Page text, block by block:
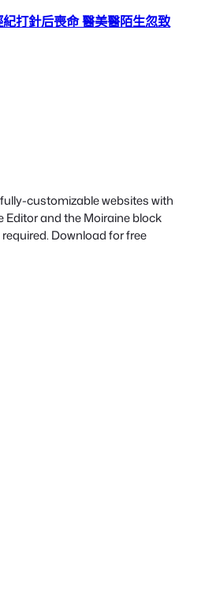
打針后喪命 醫美醫陌生忽致
customizable websites with
Editor and the Moiraine block
Download for free